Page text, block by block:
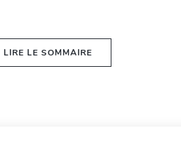
LIRE LE SOMMAIRE